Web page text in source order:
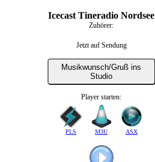
Icecast Tineradio Nordsee
Zuhörer:
Jetzt auf Sendung
Musikwunsch/Gruß ins
Studio
Player starten:
PLS M3U ASX